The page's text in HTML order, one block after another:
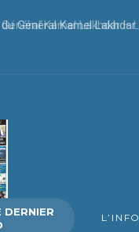
Général Kamel
DERNIER